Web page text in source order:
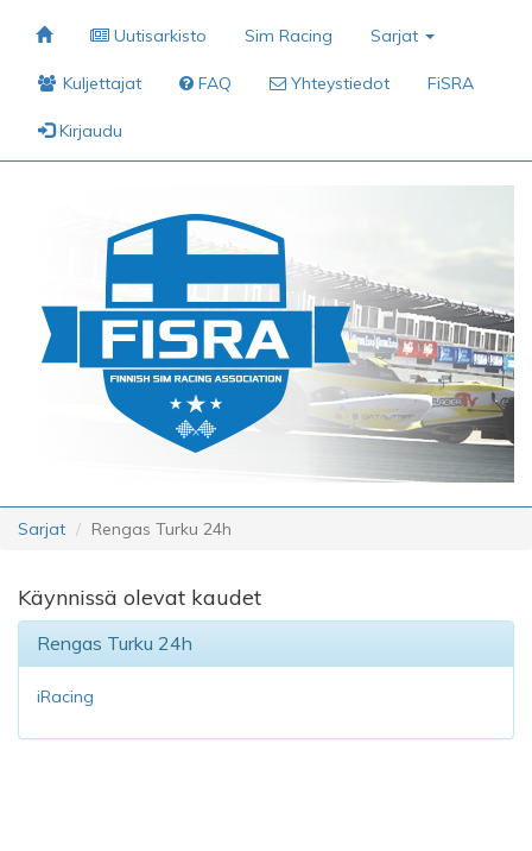
Uutisarkisto Sim Racing Sarjat
Kuljettajat FAQ Yhteystiedot FiSRA
Kirjaudu
Sarjat Rengas Turku 24h
Käynnissä olevat kaudet
Rengas Turku 24h
iRacing